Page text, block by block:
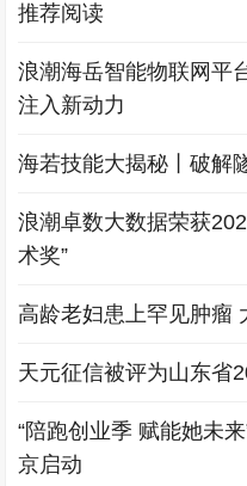
推荐阅读
浪潮海岳智能物联网平
注入新动力
海若技能大揭秘丨破解
浪潮卓数大数据荣获
术奖”
高龄老妇患上罕见肿瘤
天元征信被评为山东省
“陪跑创业季 赋能她未
京启动